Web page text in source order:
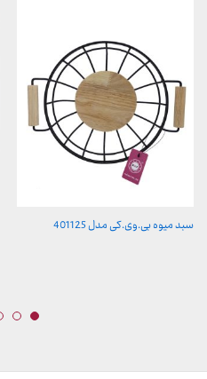
سبد میوه بی.وی.کی مدل 401125